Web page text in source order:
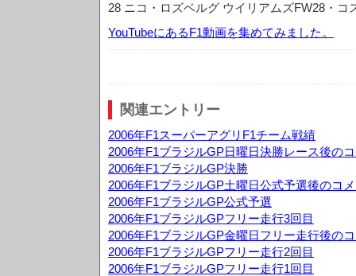
28 ニコ・ロズベルグ ウイリアムズFW28・コ
YouTubeにあるF1動画を集めてみました。
関連エントリー
2006年F1スーパーアグリF1チーム戦績
2006年F1ブラジルGP日曜日決勝レース後の
2006年F1ブラジルGP決勝
2006年F1ブラジルGP土曜日公式予選後のコ
2006年F1ブラジルGP公式予選
2006年F1ブラジルGPフリー走行3回目
2006年F1ブラジルGP金曜日フリー走行後の
2006年F1ブラジルGPフリー走行2回目
2006年F1ブラジルGPフリー走行1回目